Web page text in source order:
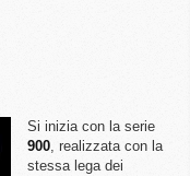
Si inizia con la serie
900, realizzata con la
stessa lega dei